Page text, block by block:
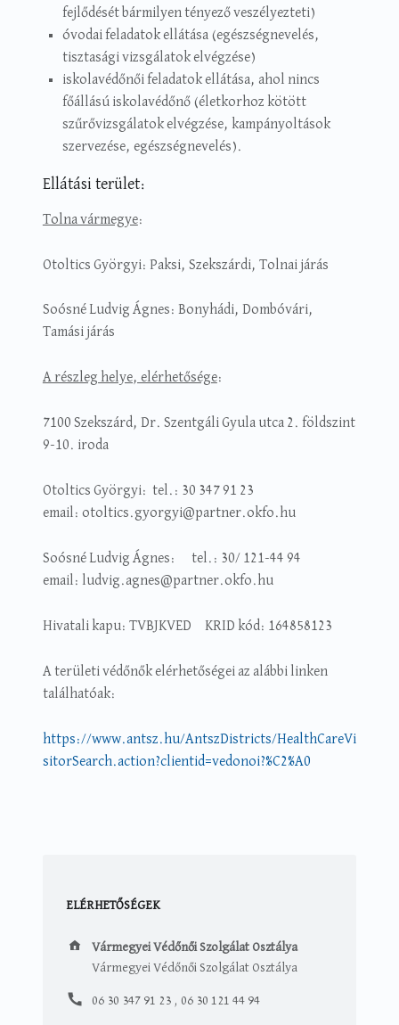
fejlődését bármilyen tényező veszélyezteti)
óvodai feladatok ellátása (egészségnevelés,
tisztasági vizsgálatok elvégzése)
iskolavédőnői feladatok ellátása, ahol nincs
főállású iskolavédőnő (életkorhoz kötött
szűrővizsgálatok elvégzése, kampányoltások
szervezése, egészségnevelés).
Ellátási terület:
Tolna vármegye:
Otoltics Györgyi: Paksi, Szekszárdi, Tolnai járás
Soósné Ludvig Ágnes: Bonyhádi, Dombóvári,
Tamási járás
A részleg helye, elérhetősége:
7100 Szekszárd, Dr. Szentgáli Gyula utca 2. földszint
9-10. iroda
Otoltics Györgyi: tel.: 30 347 91 23
email: otoltics.gyorgyi@partner.okfo.hu
Soósné Ludvig Ágnes: tel.: 30/ 121-44 94
email: ludvig.agnes@partner.okfo.hu
Hivatali kapu: TVBJKVED KRID kód: 164858123
A területi védőnők elérhetőségei az alábbi linken
találhatóak:
https://www.antsz.hu/AntszDistricts/HealthCareVi
sitorSearch.action?clientid=vedonoi?%C2%A0
ELÉRHETŐSÉGEK
Vármegyei Védőnői Szolgálat Osztálya
Vármegyei Védőnői Szolgálat Osztálya
Vármegyei Védőnői Szolgálat Osztálya
06 30 347 91 23 , 06 30 121 44 94